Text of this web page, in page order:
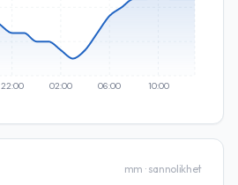
22:00 02:00 06:00 10:00
mm · sannolikhet